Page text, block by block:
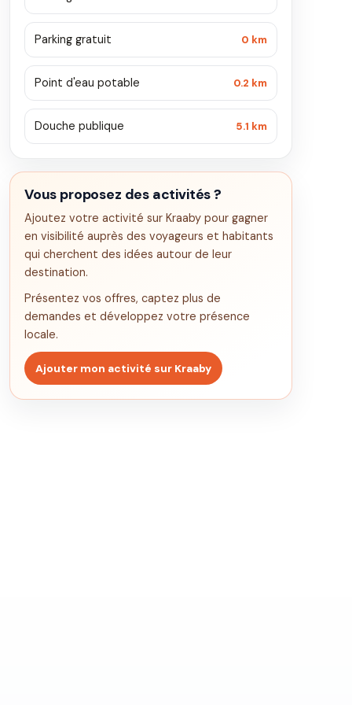
Parking gratuit 0 km
Point d'eau potable 0.2 km
Douche publique 5.1 km
Vous proposez des activités ?
Ajoutez votre activité sur Kraaby pour gagner
en visibilité auprès des voyageurs et habitants
qui cherchent des idées autour de leur
destination.
Présentez vos offres, captez plus de
demandes et développez votre présence
locale.
Ajouter mon activité sur Kraaby